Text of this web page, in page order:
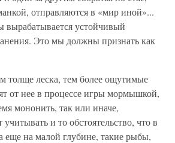
отправляются в «мир иной»...
вырабатывается устойчивый
Это мы должны признать как
толще леска, тем более ощутимые
от нее в процессе игры мормышкой,
мононить, так или иначе,
и то обстоятельство, что в
еще на малой глубине, такие рыбы,